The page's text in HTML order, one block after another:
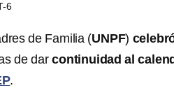
6
de Familia (UNPF)
de darcontinuidad al
.